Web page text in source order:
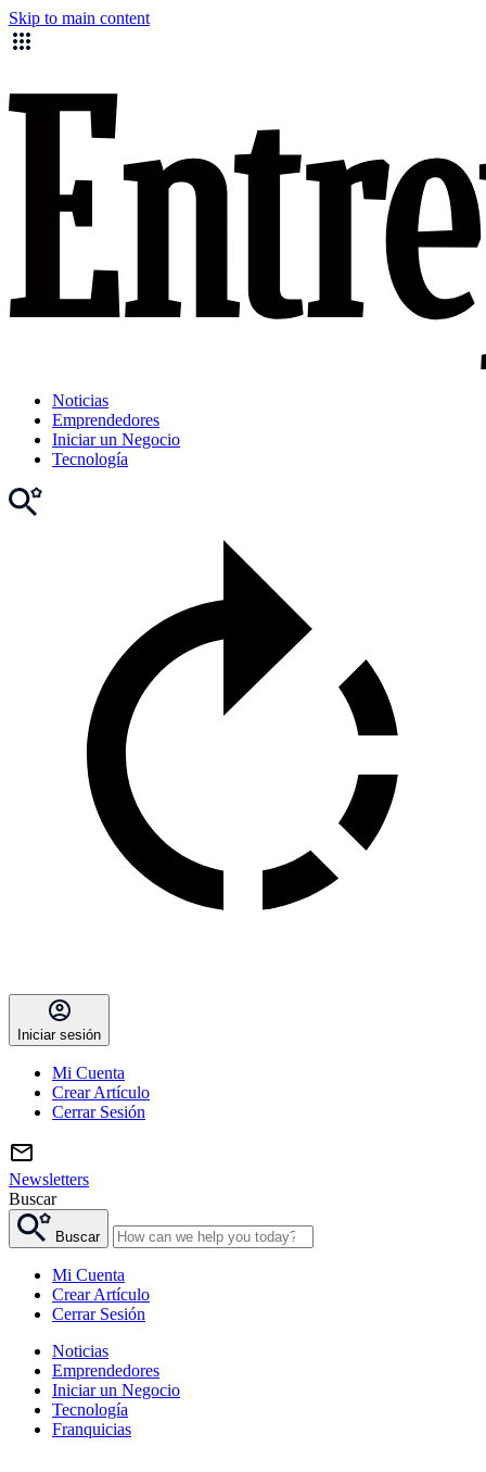
Skip to main content
Noticias
Emprendedores
Iniciar un Negocio
Tecnología
Iniciar sesión
Mi Cuenta
Crear Artículo
Cerrar Sesión
Newsletters
Buscar
Buscar
Mi Cuenta
Crear Artículo
Cerrar Sesión
Noticias
Emprendedores
Iniciar un Negocio
Tecnología
Franquicias